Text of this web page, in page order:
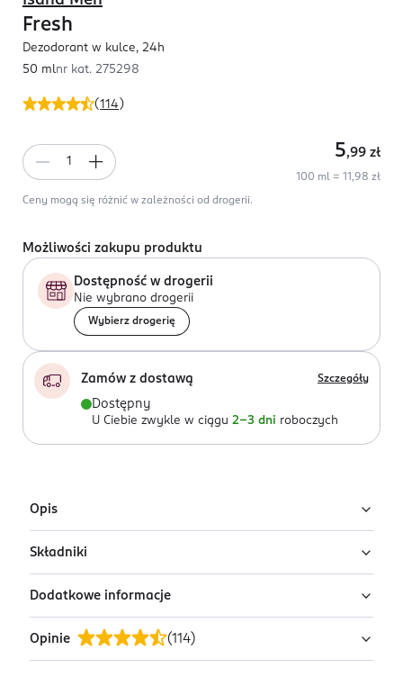
(114 )
Fresh
Dezodorant w kulce, 24h
50 mlnr kat. 275298
5,99 zł
100 ml = 11,98 zł
Ceny mogą się różnić w zależności od drogerii.
Możliwości zakupu produktu
Dostępność w drogerii
Nie wybrano drogerii
Wybierz drogerię
Zamów z dostawą Szczegóły
Dostępny
U Ciebie zwykle w ciągu 2-3 dni roboczych
Opis
ISANA MEN Fresh dezodorant w kulce.
Składniki
Ingredients: : AQUA, TRIETHYL CITRATE, GLYCERIN,
CAPRYLIC/CAPRIC TRIGLYCERIDE, GLYCERYL STEARATE
CITRATE, PARFUM, CETEARYL ALCOHOL, XANTHAN GUM,
SODIUM BENZOATE, MYRISTYL MYRISTATE, LACTIC ACID,
Dodatkowe informacje
PRZYGOTOWANIE I STOSOWANIE
Nanieść na skórę pod pachami. Pozostawić do
Opinie (114)